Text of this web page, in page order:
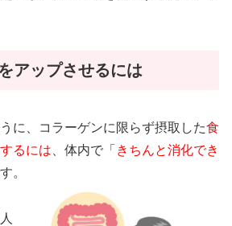
アップさせるには
に、コラーゲンに限らず摂取した食
るには 、体内で「 きちんと消化でき
。